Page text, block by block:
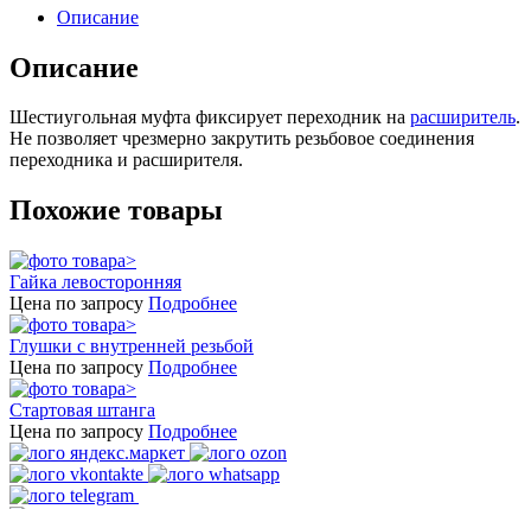
Описание
Описание
Шестиугольная муфта фиксирует переходник на расширитель.
Не позволяет чрезмерно закрутить резьбовое соединения
переходника и расширителя.
Похожие товары
Гайка левосторонняя
Цена по запросу Подробнее
Глушки с внутренней резьбой
Цена по запросу Подробнее
Стартовая штанга
Цена по запросу Подробнее